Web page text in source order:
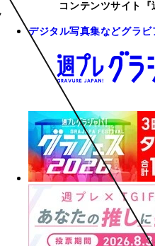
コンテンツサイト『
デジタル写真集などグラ